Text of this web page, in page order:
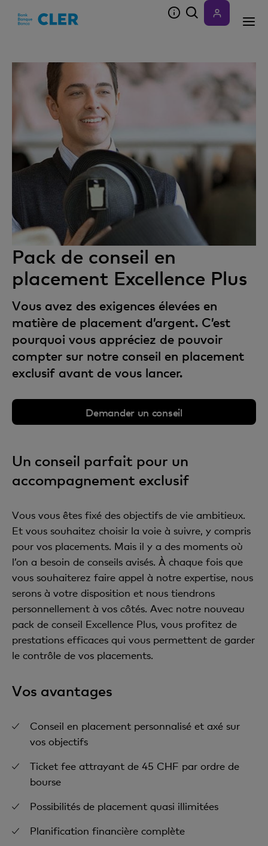
Pack de conseil en
placement Excellence Plus
Vous avez des exigences élevées en
matière de placement d’argent. C’est
pourquoi vous appréciez de pouvoir
compter sur notre conseil en placement
exclusif avant de vous lancer.
Demander un conseil
Un conseil parfait pour un
accompagnement exclusif
Vous vous êtes fixé des objectifs de vie ambitieux.
Et vous souhaitez choisir la voie à suivre, y compris
pour vos placements. Mais il y a des moments où
l’on a besoin de conseils avisés. À chaque fois que
vous souhaiterez faire appel à notre expertise, nous
serons à votre disposition et nous tiendrons
personnellement à vos côtés. Avec notre nouveau
pack de conseil Excellence Plus, vous profitez de
prestations efficaces qui vous permettent de garder
le contrôle de vos placements.
Vos avantages
Conseil en placement personnalisé et axé sur
vos objectifs
Ticket fee attrayant de 45 CHF par ordre de
bourse
Possibilités de placement quasi illimitées
Planification financière complète